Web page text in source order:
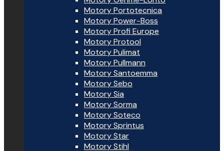
Motory Portotecnica
Motory Power-Boss
Motory Profi Europe
Motory Protool
Motory Pulimat
Motory Pullmann
Motory Santoemma
Motory Sebo
Motory Sia
Motory Sorma
Motory Soteco
Motory Sprintus
Motory Star
Motory Stihl